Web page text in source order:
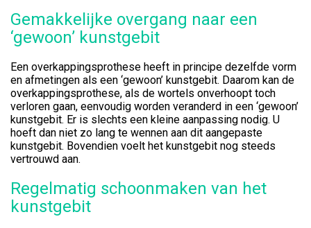
Gemakkelijke overgang naar een
‘gewoon’ kunstgebit
Een overkappingsprothese heeft in principe dezelfde vorm
en afmetingen als een ‘gewoon’ kunstgebit. Daarom kan de
overkappingsprothese, als de wortels onverhoopt toch
verloren gaan, eenvoudig worden veranderd in een ‘gewoon’
kunstgebit. Er is slechts een kleine aanpassing nodig. U
hoeft dan niet zo lang te wennen aan dit aangepaste
kunstgebit. Bovendien voelt het kunstgebit nog steeds
vertrouwd aan.
Regelmatig schoonmaken van het
kunstgebit